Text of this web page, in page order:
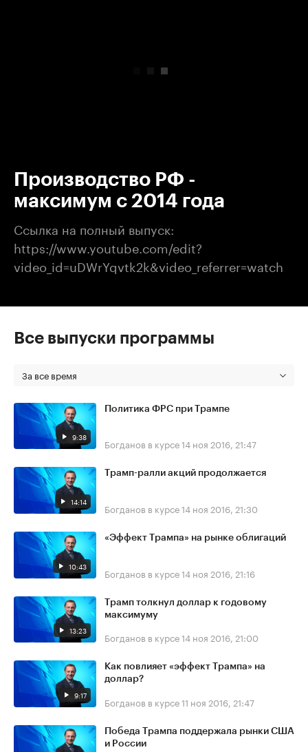
Производство РФ -
максимум с 2014 года
Ссылка на полный выпуск:
https://www.youtube.com/edit?
video_id=uDWrYqvtk2k&video_referrer=watch
Все выпуски программы
За все время
9:38
Политика ФРС при Трампе
Богданов в курсе14 ноя 2016, 21:47
14:14
Трамп-ралли акций продолжается
Богданов в курсе14 ноя 2016, 21:30
10:43
«Эффект Трампа» на рынке облигаций
Богданов в курсе14 ноя 2016, 21:16
13:23
Трамп толкнул доллар к годовому
максимуму
Богданов в курсе14 ноя 2016, 21:00
9:17
Как повлияет «эффект Трампа» на
доллар?
Богданов в курсе11 ноя 2016, 21:47
Победа Трампа поддержала рынки США
и России